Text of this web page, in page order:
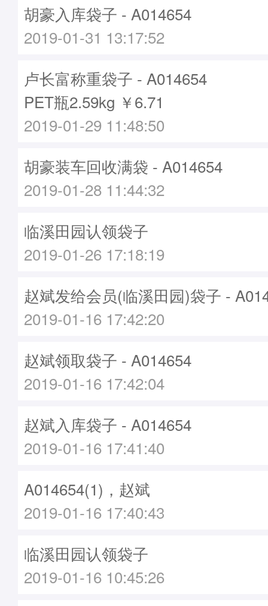
胡豪入库袋子 - A014654
2019-01-31 13:17:52
卢长富称重袋子 - A014654
PET瓶2.59kg ￥6.71
2019-01-29 11:48:50
胡豪装车回收满袋 - A014654
2019-01-28 11:44:32
临溪田园认领袋子
2019-01-26 17:18:19
赵斌发给会员(临溪田园)袋子 -
2019-01-16 17:42:20
赵斌领取袋子 - A014654
2019-01-16 17:42:04
赵斌入库袋子 - A014654
2019-01-16 17:41:40
A014654(1)，赵斌
2019-01-16 17:40:43
临溪田园认领袋子
2019-01-16 10:45:26